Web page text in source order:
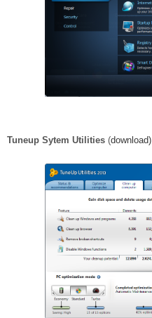
Tuneup Sytem Utilities (download)